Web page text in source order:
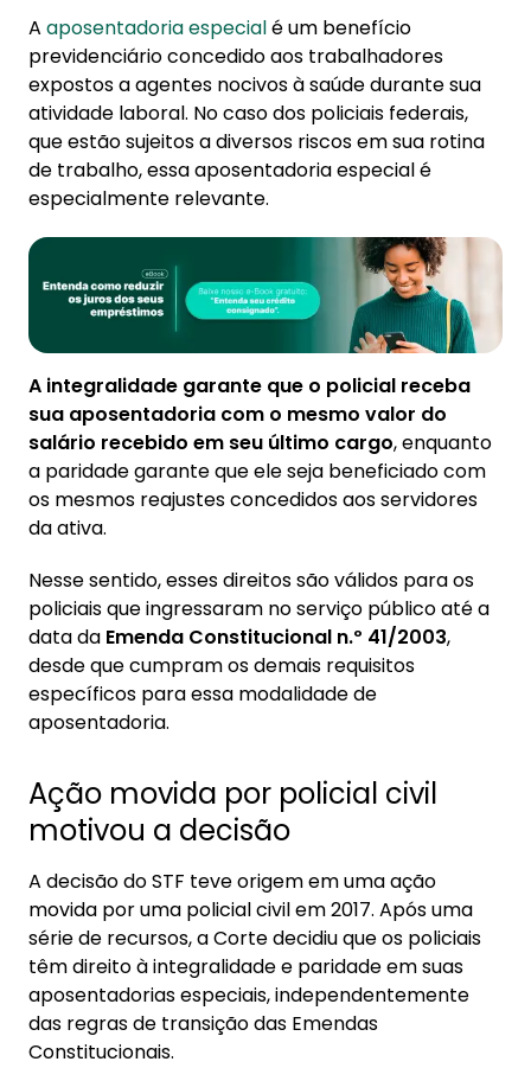
A aposentadoria especialé um benefício
previdenciário concedido aos trabalhadores
expostos a agentes nocivos à saúde durante sua
atividade laboral. No caso dos policiais federais,
que estão sujeitos a diversos riscos em sua rotina
de trabalho, essa aposentadoria especial é
especialmente relevante.
A integralidade garante que o policial receba
sua aposentadoria com o mesmo valor do
salário recebido em seu último cargo, enquanto
a paridade garante que ele seja beneficiado com
os mesmos reajustes concedidos aos servidores
da ativa.
Nesse sentido, esses direitos são válidos para os
policiais que ingressaram no serviço público até a
data da Emenda Constitucional n.º 41/2003,
desde que cumpram os demais requisitos
específicos para essa modalidade de
aposentadoria.
Ação movida por policial civil
motivou a decisão
A decisão do STF teve origem em uma ação
movida por uma policial civil em 2017. Após uma
série de recursos, a Corte decidiu que os policiais
têm direito à integralidade e paridade em suas
aposentadorias especiais, independentemente
das regras de transição das Emendas
Constitucionais.